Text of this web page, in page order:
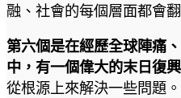
融、社會的每個層面都會
第六個是在經歷全球陣痛
中，有一個偉大的末日復
從根源上來解決一些問題